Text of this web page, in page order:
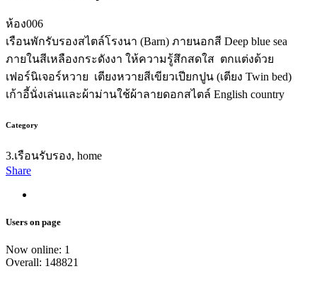
ห้อง006
เรือนพักรับรองสไตล์โรงนา (Barn) ภายนอกสี Deep blue sea
ภายในสีเหลืองกระดังงา ให้ความรู้สึกสดใส ตกแต่งด้วย
เฟอร์นิเจอร์หวาย เตียงหวายสีเขียวเปียกปูน (เตียง Twin bed)
เก้าอี้นั่งเล่นและผ้าม่านใช้ผ้าลายดอกสไตล์ English country
Category
3.เรือนรับรอง, home
Share
Users on page
Now online: 1
Overall: 148821